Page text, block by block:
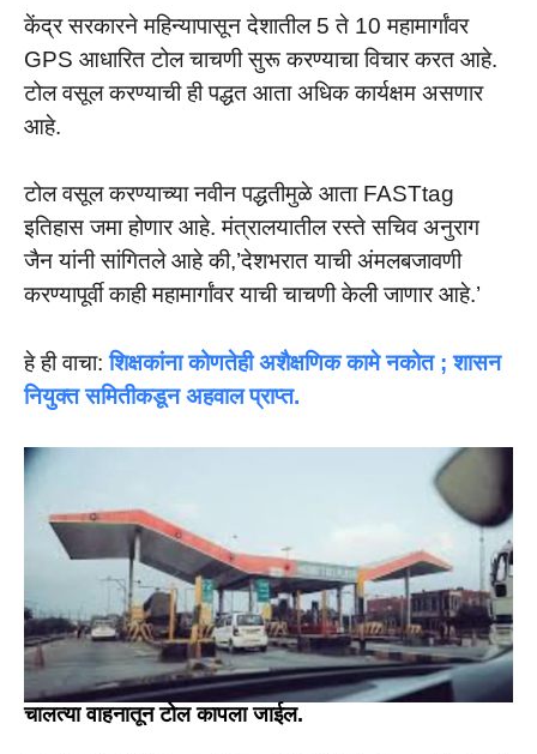
केंद्र सरकारने महिन्यापासून देशातील 5 ते 10 महामार्गांवर
GPS आधारित टोल चाचणी सुरू करण्याचा विचार करत आहे.
टोल वसूल करण्याची ही पद्धत आता अधिक कार्यक्षम असणार
आहे.
टोल वसूल करण्याच्या नवीन पद्धतीमुळे आता FASTtag
इतिहास जमा होणार आहे. मंत्रालयातील रस्ते सचिव अनुराग
जैन यांनी सांगितले आहे की,’देशभरात याची अंमलबजावणी
करण्यापूर्वी काही महामार्गांवर याची चाचणी केली जाणार आहे.’
हे ही वाचा: शिक्षकांना कोणतेही अशैक्षणिक कामे नकोत ; शासन
नियुक्त समितीकडून अहवाल प्राप्त.
चालत्या वाहनातून टोल कापला जाईल.